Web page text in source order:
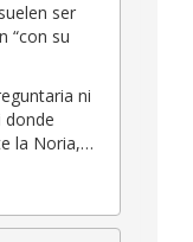
ser
“con su
ni
donde
la Noria,…